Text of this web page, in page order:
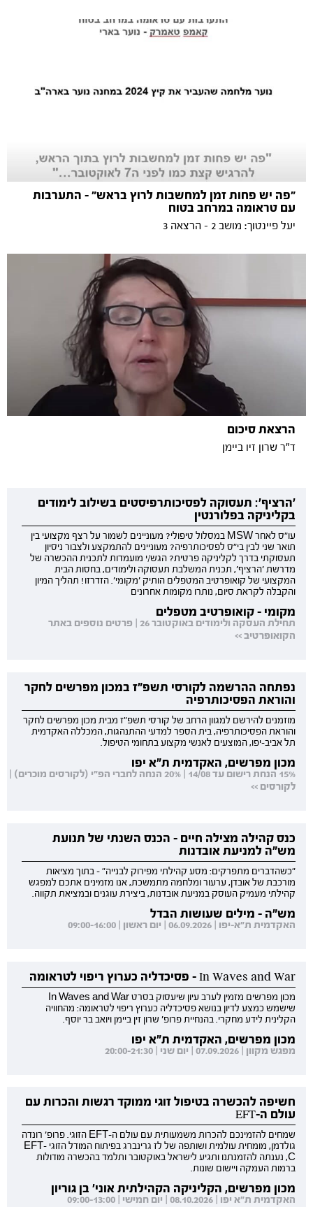
״פה יש פחות זמן למחשבות לרוץ בראש״ - התערבות
עם טראומה במרחב בטוח
יעל פיינטוך: מושב 2 - הרצאה 3
הרצאת סיכום
ד"ר שרון זיו ביימן
'הרציף': תעסוקה לפסיכותרפיסטים בשילוב לימודים
בקליניקה בפלורנטין
עו"ס לאחר MSW במסלול טיפולי? מעוניינים לשמור על רצף מקצועי בין
תואר שני לבין בי"ס לפסיכותרפיה? מעוניינים להתמקצע ולצבור ניסיון
תעסוקתי בדרך לקליניקה פרטית? הגש/י מועמדות לתכנית ההכשרה של
מדרשת 'הרציף', תכנית המשלבת תעסוקה ולימודים, בחסות הבית
המקצועי של קואופרטיב המטפלים הותיק 'מקומי'. הזדרזו! תהליך המיון
והקבלה לקראת סיום, נותרו מקומות אחרונים
מקומי - קואופרטיב מטפלים
תחילת העסקה ולימודים באוקטובר 26 | פרטים נוספים באתר
הקואופרטיב >>
נפתחה ההרשמה לקורסי תשפ"ז במכון מפרשים לחקר
והוראת הפסיכותרפיה
מוזמנים להירשם למגוון הרחב של קורסי תשפ"ז מבית מכון מפרשים לחקר
והוראת הפסיכותרפיה, בית הספר למדעי ההתנהגות, המכללה האקדמית
תל אביב-יפו, המוצעים לאנשי מקצוע בתחומי הטיפול.
מכון מפרשים, האקדמית ת"א יפו
15% הנחת רישום עד 14/08 | 20% הנחה לחברי הפ"י (לקורסים מוכרים) |
לקורסים >>
כנס קהילה מצילה חיים - הכנס השנתי של תנועת
מש"ה למניעת אובדנות
"כשהדברים מתפרקים: מסע קהילתי מפירוק לבנייה" - בתוך מציאות
מורכבת של אובדן, ערעור ומלחמה מתמשכת, אנו מזמינים אתכם למפגש
קהילתי מעמיק העוסק במניעת אובדנות, ביצירת עוגנים ובמציאת תקווה.
מש"ה - מילים שעושות הבדל
האקדמית ת"א-יפו | 06.09.2026 | יום ראשון | 09:00-16:00
In Waves and War - פסיכדליה כערוץ ריפוי לטראומה
מכון מפרשים מזמין לערב עיון שיעסוק בסרט In Waves and War
שישמש כמצע לדיון בנושא פסיכדליה כערוץ ריפוי לטראומה: מהחוויה
הקלינית לידע מחקרי. בהנחיית פרופ' שרון זין ביימן ויואב בר יוסף.
מכון מפרשים, האקדמית ת"א יפו
מפגש מקוון | 07.09.2026 | יום שני | 20:00-21:30
חשיפה להכשרה בטיפול זוגי ממוקד רגשות והכרות עם
עולם ה-EFT
שמחים להזמינכם להכרות משמעותית עם עולם ה-EFT הזוגי. פרופ' רונדה
גולדמן, מומחית עולמית ושותפה של לז גרינברג בפיתוח המודל הזוגי EFT-
C, נענתה להזמנתנו ותגיע לישראל באוקטובר ותלמד בהכשרה מודולות
ברמות העמקה ויישום שונות.
מכון מפרשים, הקליניקה הקהילתית אוני' בן גוריון
האקדמית ת"א יפו | 08.10.2026 | יום חמישי | 09:00-13:00